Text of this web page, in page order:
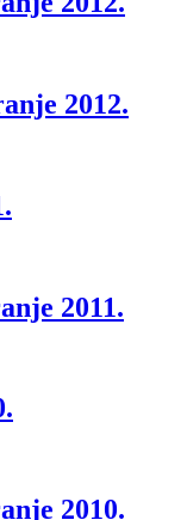
2012.
2011.
2010.